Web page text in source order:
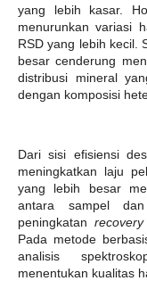
yang lebih kasar.
menurunkan variasi
RSD yang lebih kecil.
besar cenderung
distribusi mineral
dengan komposisi
Dari sisi efisiensi
meningkatkan laju
yang lebih besar
antara sampel
peningkatan recovery
Pada metode
analisis
menentukan kualitas